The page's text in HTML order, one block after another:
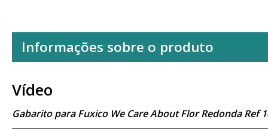
Informações sobre o produto
Vídeo
Gabarito para Fuxico We Care About Flor Redonda Ref